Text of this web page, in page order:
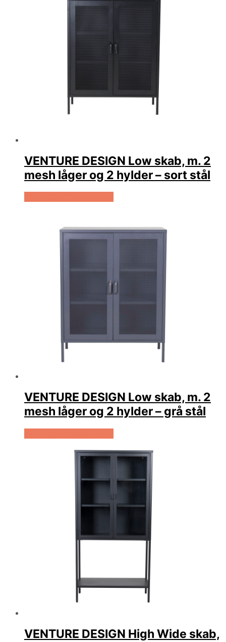
VENTURE DESIGN Low skab, m. 2
mesh låger og 2 hylder – sort stål
VENTURE DESIGN Low skab, m. 2
mesh låger og 2 hylder – grå stål
VENTURE DESIGN High Wide skab,